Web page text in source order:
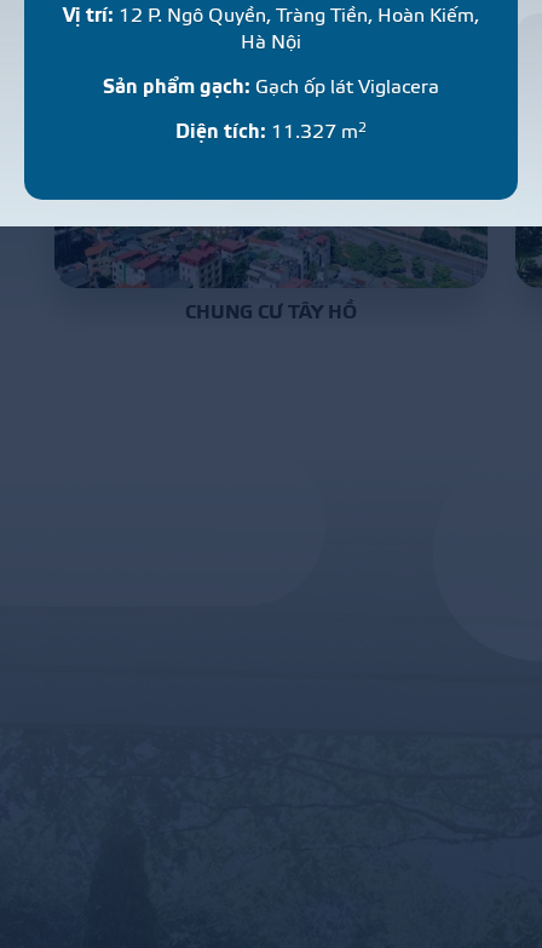
CHUNG CƯ TÂY HỒ
Vị trí: 12 P. Ngô Quyền, Tràng Tiền, Hoàn Kiếm,
Hà Nội
Sản phẩm gạch: Gạch ốp lát Viglacera
Diện tích: 11.327 m2